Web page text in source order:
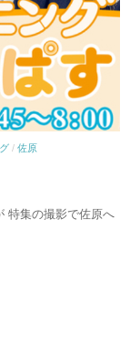
/佐原
特集の撮影で佐原へ